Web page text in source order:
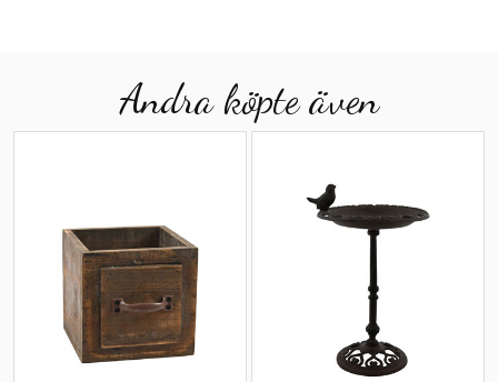
Andra köpte även